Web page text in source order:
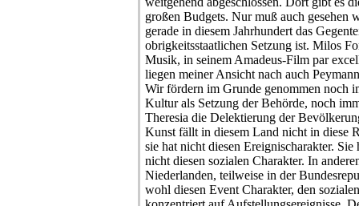
großen Budgets. Nur muß auch gesehen
gerade in diesem Jahrhundert das
obrigkeitsstaatlichen Setzung ist. Milos
Musik, in seinem Amadeus-Film par
liegen meiner Ansicht nach auch
Wir fördern im Grunde genommen noch
Kultur als Setzung der Behörde, noch
Theresia die Delektierung der
Kunst fällt in diesem Land nicht in diese
sie hat nicht diesen Ereignischarakter. Sie
nicht diesen sozialen Charakter. In
Niederlanden, teilweise in der
wohl diesen Event Charakter, den